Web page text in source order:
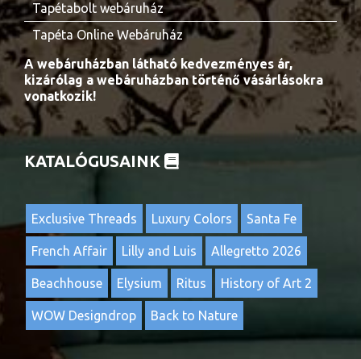
Tapétabolt webáruház
Tapéta Online Webáruház
A webáruházban látható kedvezményes ár,
kizárólag a webáruházban történő vásárlásokra
vonatkozik!
KATALÓGUSAINK
Exclusive Threads Luxury Colors Santa Fe
French Affair Lilly and Luis Allegretto 2026
Beachhouse Elysium Ritus History of Art 2
WOW Designdrop Back to Nature